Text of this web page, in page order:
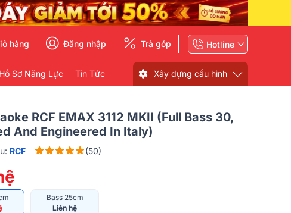
hàng Đăng nhập Trả góp Hotline
Hồ Sơ Năng Lực Tin Tức Xây dựng cấu hình
RCF EMAX 3112 MKII (full Bass 30,
And Engineered In Italy)
RCF (50)
Bass 25cm
Liên hệ